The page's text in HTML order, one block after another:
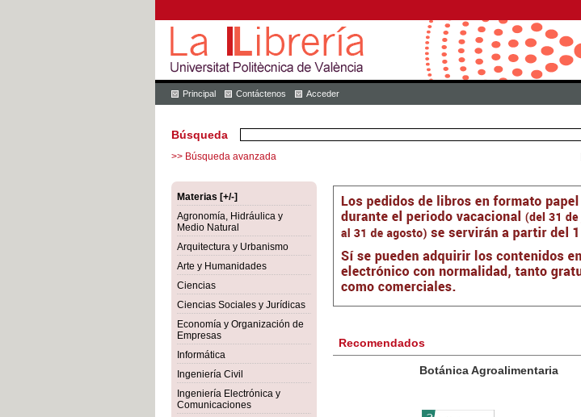
Principal Contáctenos Acceder
Búsqueda
>> Búsqueda avanzada
Materias [+/-]
Agronomía, Hidráulica y
Medio Natural
Arquitectura y Urbanismo
Arte y Humanidades
Ciencias
Ciencias Sociales y Jurídicas
Economía y Organización de
Empresas
Informática
Ingeniería Civil
Ingeniería Electrónica y
Comunicaciones
Recomendados
Botánica Agroalimentaria